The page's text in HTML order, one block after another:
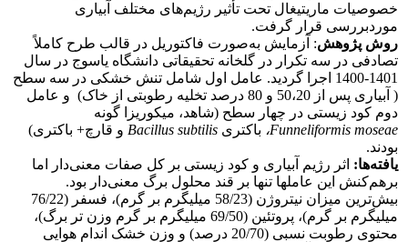
خصوصیات ماریتیغال تحت تأثیر رژیم‌های مختلف آبیاری
موردبررسی قرار گرفت.
روش پژوهش: آزمایش به‌صورت فاکتوریل در قالب طرح کاملاً
تصادفی در سه تکرار در گلخانه تحقیقاتی دانشگاه یاسوج در سال
1401-1400 اجرا گردید. عامل اول شامل تنش خشکی در سه سطح
( آبیاری پس از 50،20 و 80 درصد تخلیه رطوبتی از خاک) و عامل
دوم کود زیستی در چهار سطح (شاهد، میکوریزا گونه
Funneliformis moseae ، باکتری Bacillus subtilis و قارچ+ باکتری)
بودند.
یافته‌ها: اثر رژیم آبیاری و کود زیستی بر کل صفات معنی‌دار اما
برهم‌کنش این عامل­ها تنها بر قند محلول برگ معنی‌دار بود.
بیش‌ترین میزان نیتروژن (58/23 میلی­گرم بر گرم)، فسفر (76/22
میلی­گرم بر گرم)، پروتئین (69/50 میلی­گرم بر گرم وزن تر برگ)،
محتوی رطوبت نسبی (20/70 درصد) و وزن خشک اندام هوایی